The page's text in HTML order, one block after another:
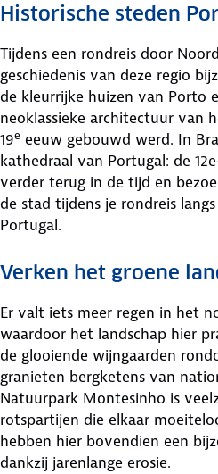
Historische steden
Tijdens een rondreis door
geschiedenis van deze regio
de kleurrijke huizen van Porto
neoklassieke architectuur van
19e eeuw gebouwd werd. In
kathedraal van Portugal: de
verder terug in de tijd en
de stad tijdens je rondreis
Portugal.
Verken het groene
Er valt iets meer regen in het
waardoor het landschap hier
de glooiende wijngaarden
granieten bergketens van
Natuurpark Montesinho is
rotspartijen die elkaar
hebben hier bovendien een
dankzij jarenlange erosie.